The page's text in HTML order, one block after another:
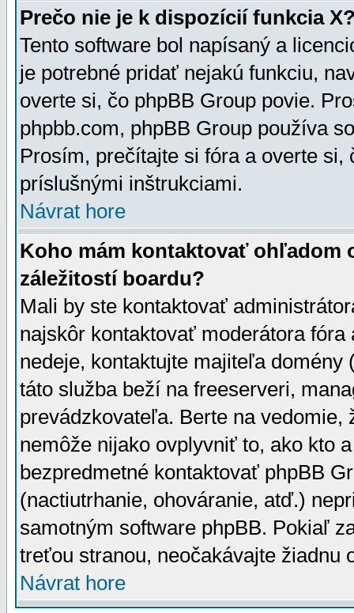
Prečo nie je k dispozícií funkcia
Tento software bol napísaný a
je potrebné pridať nejakú funkciu,
overte si, čo phpBB Group povie.
phpbb.com, phpBB Group používa
Prosím, prečítajte si fóra a overte
príslušnými inštrukciami.
Návrat hore
Koho mám kontaktovať ohľadom
záležitostí boardu?
Mali by ste kontaktovať
najskôr kontaktovať moderátora
nedeje, kontaktujte majiteľa
táto služba beží na freeserveri,
prevádzkovateľa. Berte na vedomie,
nemôže nijako ovplyvniť to, ako kto
bezpredmetné kontaktovať phpBB
(nactiutrhanie, ohováranie, atď.)
samotným software phpBB. Pokiaľ
treťou stranou, neočakávajte žiadnu
Návrat hore